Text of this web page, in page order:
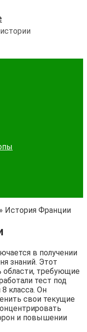
» История Франции
в получении
знаний. Этот
требующие
тест под
класса. Он
свои текущие
и повышении